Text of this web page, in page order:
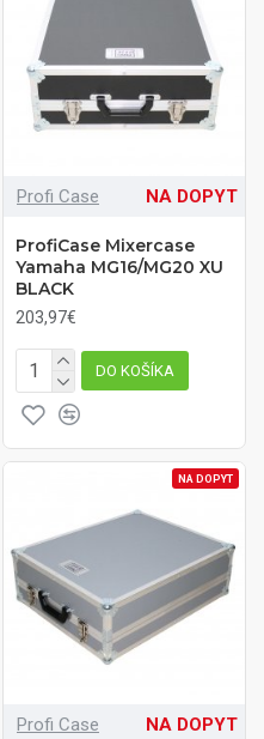
Profi Case NA DOPYT
ProfiCase Mixercase
Yamaha MG16/MG20 XU
BLACK
203,97€
DO KOŠÍKA
NA DOPYT
Profi Case NA DOPYT